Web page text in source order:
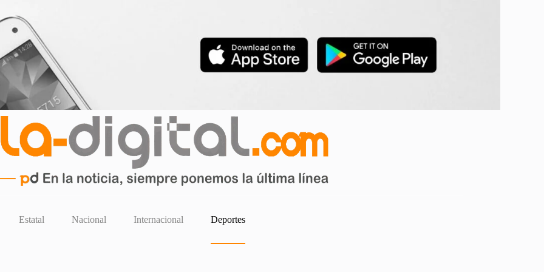
Estatal Nacional Internacional Deportes